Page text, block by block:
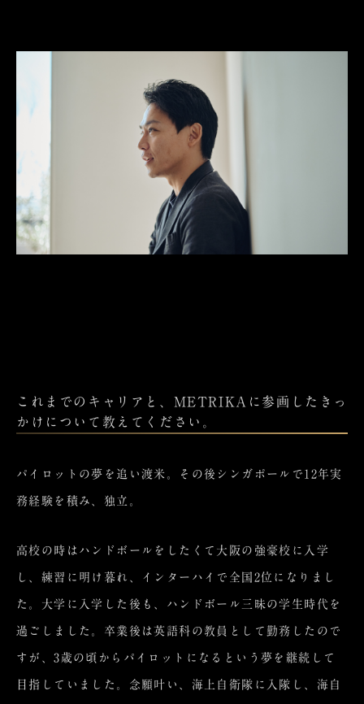
これまでのキャリアと、METRIKAに参画したきっ
かけについて教えてください。
パイロットの夢を追い渡米。その後シンガポールで12年実
務経験を積み、独立。
高校の時はハンドボールをしたくて大阪の強豪校に入学
し、練習に明け暮れ、インターハイで全国2位になりまし
た。大学に入学した後も、ハンドボール三昧の学生時代を
過ごしました。卒業後は英語科の教員として勤務したので
すが、3歳の頃からパイロットになるという夢を継続して
目指していました。念願叶い、海上自衛隊に入隊し、海自